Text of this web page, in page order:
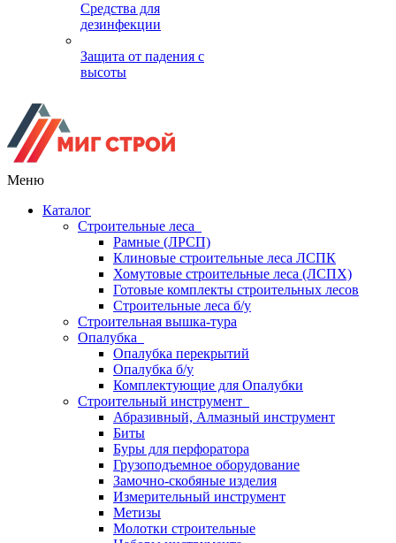
Средства для
дезинфекции
Защита от падения с
высоты
Меню
Каталог
Строительные леса
Рамные (ЛРСП)
Клиновые строительные леса ЛСПК
Хомутовые строительные леса (ЛСПХ)
Готовые комплекты строительных лесов
Строительные леса б/у
Строительная вышка-тура
Опалубка
Опалубка перекрытий
Опалубка б/у
Комплектующие для Опалубки
Строительный инструмент
Абразивный, Алмазный инструмент
Биты
Буры для перфоратора
Грузоподъемное оборудование
Замочно-скобяные изделия
Измерительный инструмент
Метизы
Молотки строительные